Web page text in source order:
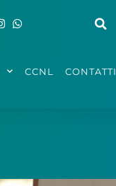
CCNL CONTATTI